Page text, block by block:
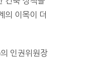
의 이목이 더
인권위원장